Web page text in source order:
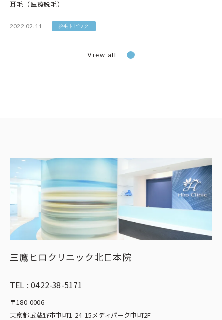
耳毛（医療脱毛）
2022.02.11 脱毛トピック
View all
三鷹ヒロクリニック北口本院
TEL :0422-38-5171
〒180-0006
東京都武蔵野市中町1-24-15メディパーク中町2F